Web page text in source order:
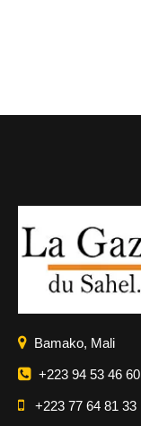
Bamako, Mali
+223 94 53 46 60
+223 77 64 81 33